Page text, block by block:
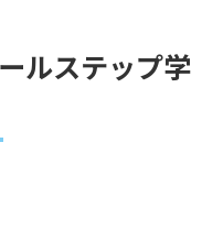
ルステップ学